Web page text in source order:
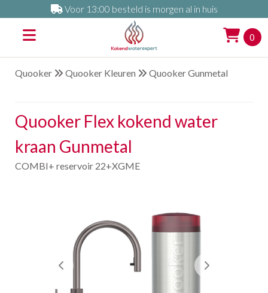
Voor 13:00 besteld is morgen al in huis
0
Quooker Quooker Kleuren Quooker Gunmetal
Quooker Flex kokend water
kraan Gunmetal
COMBI+ reservoir 22+XGME